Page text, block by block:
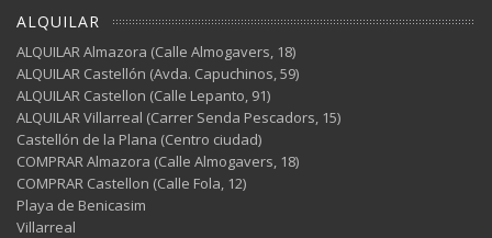
ALQUILAR
ALQUILAR Almazora (Calle Almogavers, 18)
ALQUILAR Castellón (Avda. Capuchinos, 59)
ALQUILAR Castellon (Calle Lepanto, 91)
ALQUILAR Villarreal (Carrer Senda Pescadors, 15)
Castellón de la Plana (Centro ciudad)
COMPRAR Almazora (Calle Almogavers, 18)
COMPRAR Castellon (Calle Fola, 12)
Playa de Benicasim
Villarreal